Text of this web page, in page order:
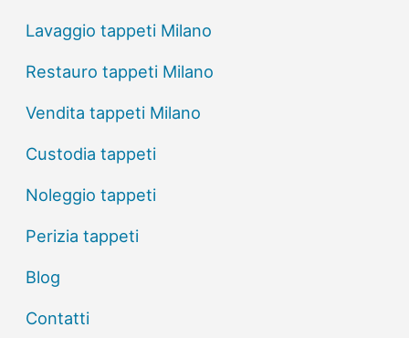
Lavaggio tappeti Milano
Restauro tappeti Milano
Vendita tappeti Milano
Custodia tappeti
Noleggio tappeti
Perizia tappeti
Blog
Contatti